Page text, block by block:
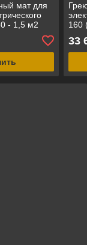
мат для
- 1,5 м2
м2,
Вт)
160
33